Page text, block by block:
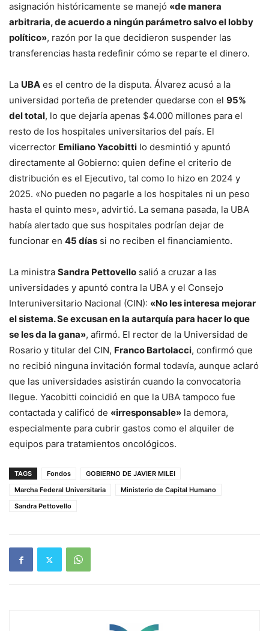
asignación históricamente se manejó «de manera
arbitraria, de acuerdo a ningún parámetro salvo el lobby
político», razón por la que decidieron suspender las
transferencias hasta redefinir cómo se reparte el dinero.
La UBA es el centro de la disputa. Álvarez acusó a la
universidad porteña de pretender quedarse con el 95%
del total, lo que dejaría apenas $4.000 millones para el
resto de los hospitales universitarios del país. El
vicerrector Emiliano Yacobitti lo desmintió y apuntó
directamente al Gobierno: quien define el criterio de
distribución es el Ejecutivo, tal como lo hizo en 2024 y
2025. «No pueden no pagarle a los hospitales ni un peso
hasta el quinto mes», advirtió. La semana pasada, la UBA
había alertado que sus hospitales podrían dejar de
funcionar en 45 días si no reciben el financiamiento.
La ministra Sandra Pettovello salió a cruzar a las
universidades y apuntó contra la UBA y el Consejo
Interuniversitario Nacional (CIN): «No les interesa mejorar
el sistema. Se excusan en la autarquía para hacer lo que
se les da la gana», afirmó. El rector de la Universidad de
Rosario y titular del CIN, Franco Bartolacci, confirmó que
no recibió ninguna invitación formal todavía, aunque aclaró
que las universidades asistirán cuando la convocatoria
llegue. Yacobitti coincidió en que la UBA tampoco fue
contactada y calificó de «irresponsable» la demora,
especialmente para cubrir gastos como el alquiler de
equipos para tratamientos oncológicos.
TAGS Fondos
GOBIERNO DE JAVIER MILEI
Marcha Federal Universitaria
Ministerio de Capital Humano
Sandra Pettovello